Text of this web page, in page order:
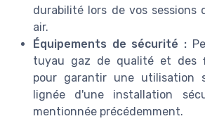
durabilité lors de vos sessions
air.
Équipements de sécurité :
tuyau gaz de qualité et des
pour garantir une utilisation
lignée d'une installation
mentionnée précédemment.